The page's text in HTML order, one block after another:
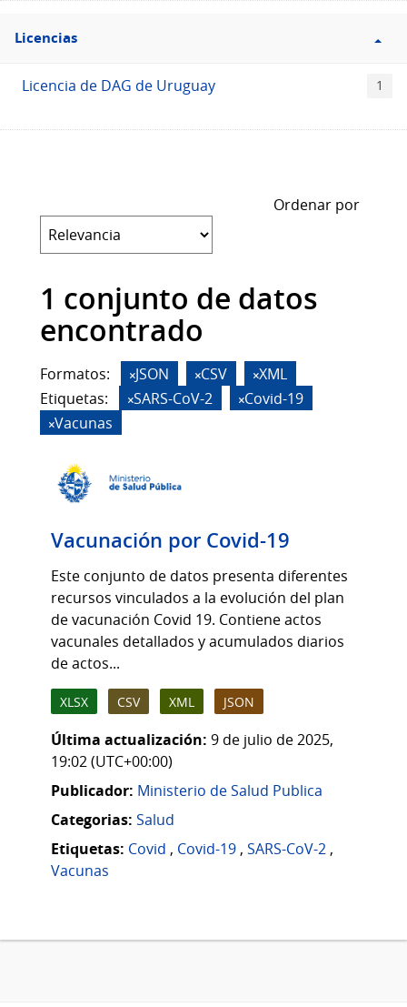
Filtro
Licencias
Licencias
Licencia de DAG de Uruguay 1
Ordenar por
1 conjunto de datos
encontrado
Formatos: JSON CSV
XML
Etiquetas:
SARS-CoV-2
Covid-19
Vacunas
Vacunación por Covid-19
Este conjunto de datos presenta diferentes
recursos vinculados a la evolución del plan
de vacunación Covid 19. Contiene actos
vacunales detallados y acumulados diarios
de actos...
XLSX CSV XML JSON
Última actualización: 9 de julio de 2025,
19:02 (UTC+00:00)
Publicador: Ministerio de Salud Publica
Categorias: Salud
Etiquetas: Covid , Covid-19 , SARS-CoV-2 ,
Vacunas